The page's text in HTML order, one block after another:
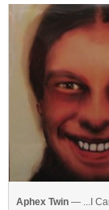
Aphex Twin— ...I